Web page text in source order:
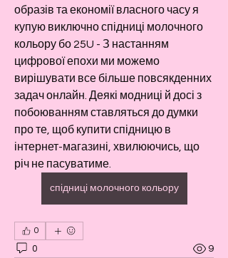
образів та економії власного часу я
купую виключно спідниці молочного
кольору бо 25U - З настанням
цифрової епохи ми можемо
вирішувати все більше повсякденних
задач онлайн. Деякі модниці й досі з
побоюванням ставляться до думки
про те, щоб купити спідницю в
інтернет-магазині, хвилюючись, що
річ не пасуватиме.
спідниці молочного кольору
0
0 9